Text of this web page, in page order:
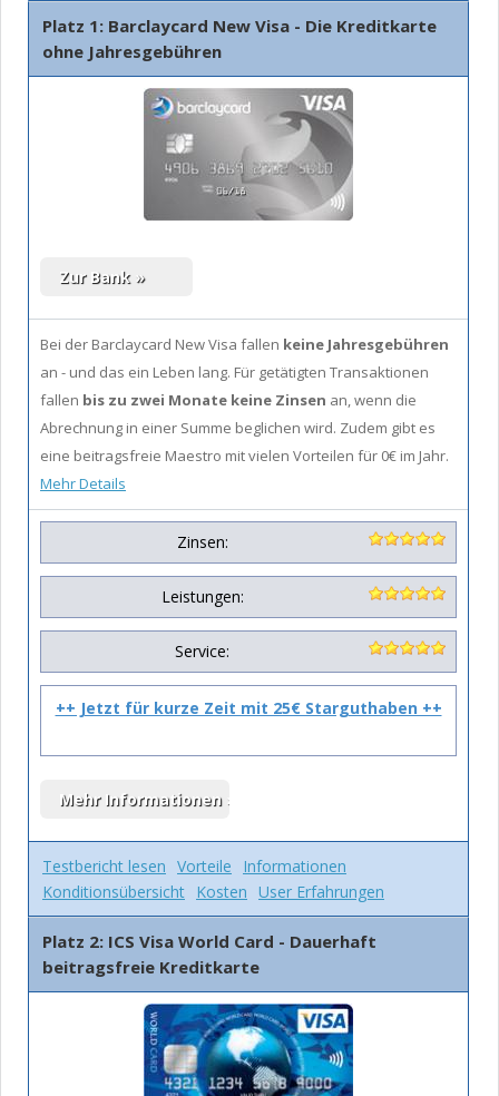
Platz 1: Barclaycard New Visa - Die Kreditkarte
ohne Jahresgebühren
Bei der Barclaycard New Visa fallen keine Jahresgebühren
an - und das ein Leben lang. Für getätigten Transaktionen
fallen bis zu zwei Monate keine Zinsen an, wenn die
Abrechnung in einer Summe beglichen wird. Zudem gibt es
eine beitragsfreie Maestro mit vielen Vorteilen für 0€ im Jahr.
Mehr Details
Zinsen:
Leistungen:
Service:
++ Jetzt für kurze Zeit mit 25€ Starguthaben ++
Testbericht lesen Vorteile
Informationen
Konditionsübersicht Kosten User Erfahrungen
Platz 2: ICS Visa World Card - Dauerhaft
beitragsfreie Kreditkarte